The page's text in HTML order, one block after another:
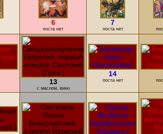
6
поста нет
7
поста нет
13
с маслом, вино
14
поста нет